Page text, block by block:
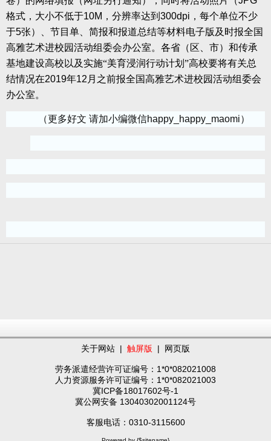
格式，大小不低于10M ，分辨率达到 300dpi ，每个单位不少
于5张）、节目单、简报和报道总结等材料电子版及时报全国
高雅艺术进校园活动组委会办公室。各省（区、市）和传承
基地建设高校以及实施“美育浸润行动计划”高校要将有关总
结情况在2019年12 月之前报全国高雅艺术进校园活动组委会
办公室。
（更多好文 请加小编微信happy_happy_maomi）
关于网站 | 触屏版 | 网页版
劳务派遣经营许可证编号：1*0*082021008
人力资源服务许可证编号：1*0*082021003
冀ICP备18017602号-1
冀公网安备 13040302001124号
客服电话：0310-3115600